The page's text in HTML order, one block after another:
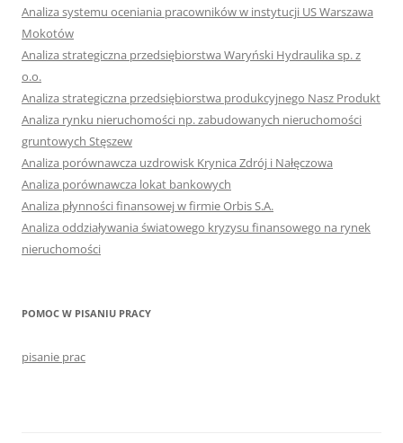
Analiza systemu oceniania pracowników w instytucji US Warszawa
Mokotów
Analiza strategiczna przedsiębiorstwa Waryński Hydraulika sp. z
o.o.
Analiza strategiczna przedsiębiorstwa produkcyjnego Nasz Produkt
Analiza rynku nieruchomości np. zabudowanych nieruchomości
gruntowych Stęszew
Analiza porównawcza uzdrowisk Krynica Zdrój i Nałęczowa
Analiza porównawcza lokat bankowych
Analiza płynności finansowej w firmie Orbis S.A.
Analiza oddziaływania światowego kryzysu finansowego na rynek
nieruchomości
POMOC W PISANIU PRACY
pisanie prac